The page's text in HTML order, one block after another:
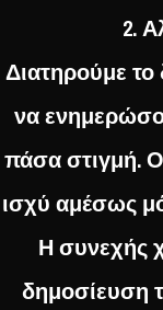
2.
Διατηρούμε
να
πάσα στιγμή.
ισχύ αμέσως
Η συνεχής
δημοσίευση